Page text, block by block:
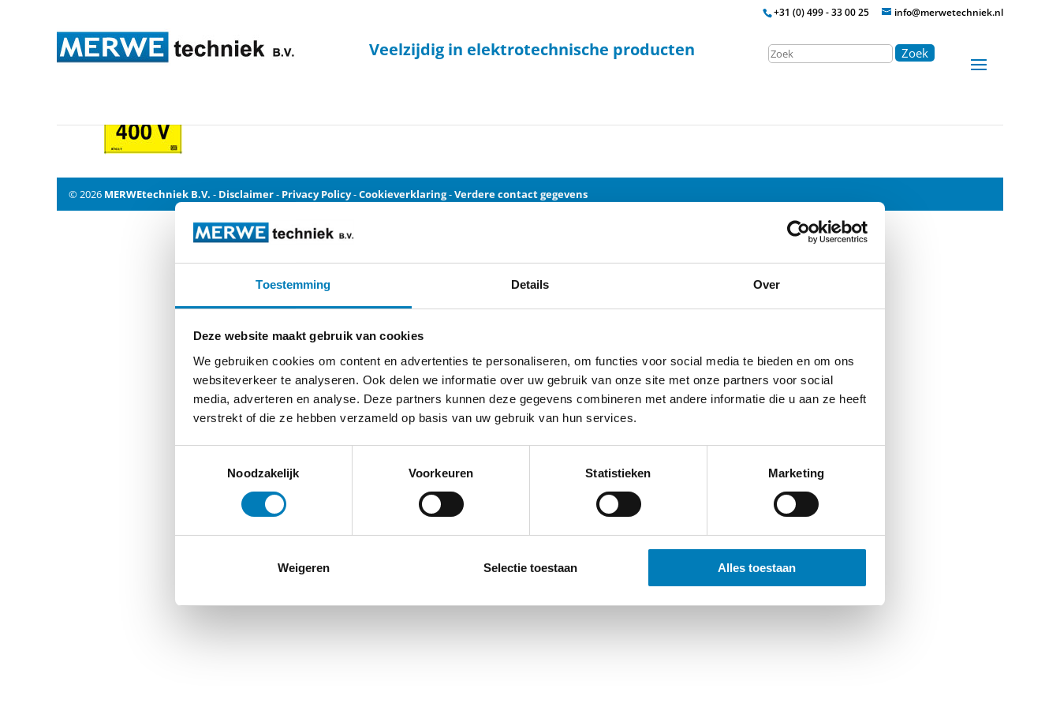
Toestemming Details Over
Deze website maakt gebruik van cookies
We gebruiken cookies om content en advertenties te personaliseren, om functies voor social media te bieden en om ons
websiteverkeer te analyseren. Ook delen we informatie over uw gebruik van onze site met onze partners voor social
media, adverteren en analyse. Deze partners kunnen deze gegevens combineren met andere informatie die u aan ze heeft
verstrekt of die ze hebben verzameld op basis van uw gebruik van hun services.
Noodzakelijk
Voorkeuren Statistieken Marketing
Weigeren Selectie toestaan Alles toestaan
+31 (0) 499 - 33 00 25 info@merwetechniek.nl
Veelzijdig in elektrotechnische producten Zoek
© 2026 MERWEtechniek B.V. - Disclaimer- Privacy Policy-Cookieverklaring-Verdere contact gegevens